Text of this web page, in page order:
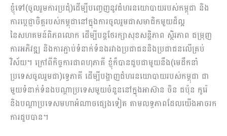
ខ្ញុំទៅ(ចូលរួមការប្រជុំ)ដើម្បីបញ្ចេញនូវជំហរនយោបាយរបស់កម្ពុជា និង
ការបេ្ដជ្ញាចិត្តរបស់កម្ពុជានៅក្នុងការចូលរួមជាសមាជិកមួយដ៏ល្អ
នៃសហគមន៍ពិភពលោក​ ដើម្បីបន្តថែរក្សាសុខសន្ដិភាព ស្ថិរភាព ជម្រុញ
ការអភិវឌ្ឍ និងការភ្ជាប់ទំនាក់ទំនងរវាងប្រជាជននិងប្រជាជនលើគ្រប់
វិស័យ។ ក្រៅពីកិច្ចការជាពហុភាគី ខ្ញុំក៏បានជួបជាមួយនឹង(មេដឹកនាំ
ប្រទេសចូលរួមជា)ទ្វេភាគី ដើម្បីបង្ហាញជំហរនយោបាយរបស់កម្ពុជា ជា
មួយទំនាក់ទំនងបណ្ដាប្រទេសមួយចំនួននៅក្នុងអាស៊ាន ចិន ជប៉ុន កូរ៉េ
និងបណ្ដាប្រទេសមហាអំណាចផ្សេងទៀត តាមលទ្ធភាពដែលយើងអាចរក
ការជួបបាន។